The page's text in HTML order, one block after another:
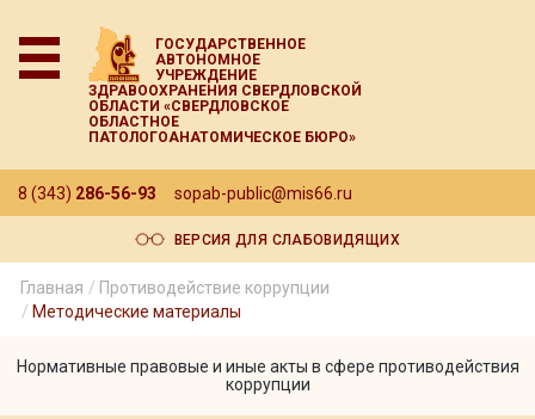
ГОСУДАРСТВЕННОЕ
АВТОНОМНОЕ
УЧРЕЖДЕНИЕ
ЗДРАВООХРАНЕНИЯ СВЕРДЛОВСКОЙ
ОБЛАСТИ «СВЕРДЛОВСКОЕ
ОБЛАСТНОЕ
ПАТОЛОГОАНАТОМИЧЕСКОЕ БЮРО»
8 (343) 286-56-93 sopab-public@mis66.ru
ВЕРСИЯ ДЛЯ СЛАБОВИДЯЩИХ
Главная
Противодействие коррупции
Методические материалы
Нормативные правовые и иные акты в сфере противодействия
коррупции